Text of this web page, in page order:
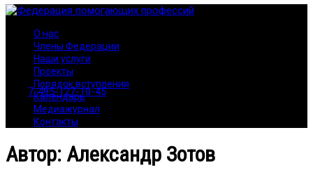
7-495-127-10-45
О нас
Члены Федерации
Наши услуги
Проекты
Порядок вступления
Календарь
Медиажурнал
Контакты
Автор: Александр Зотов